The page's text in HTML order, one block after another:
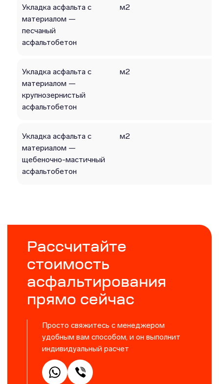
Укладка асфальта с
материалом —
песчаный
асфальтобетон
м2
Укладка асфальта с
материалом —
крупнозернистый
асфальтобетон
м2
Укладка асфальта с
материалом —
щебеночно-мастичный
асфальтобетон
м2
Рассчитайте
стоимость
асфальтирования
прямо сейчас
Просто свяжитесь с менеджером
удобным вам способом, и он выполнит
индивидуальный расчет